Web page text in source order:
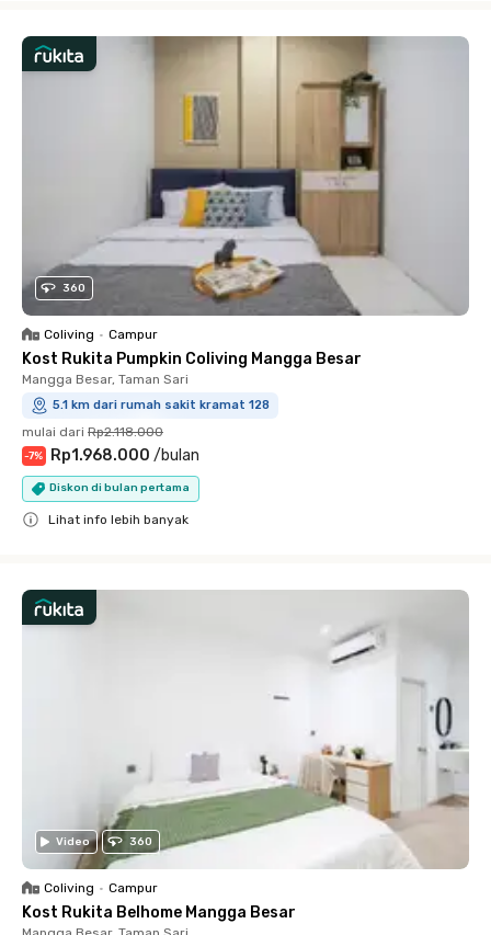
360
Coliving • Campur
Kost Rukita Pumpkin Coliving Mangga Besar
Mangga Besar, Taman Sari
5.1 km dari rumah sakit kramat 128
mulai dari Rp2.118.000
-7% Rp1.968.000 /bulan
Diskon di bulan pertama
Lihat info lebih banyak
Video 360
Coliving • Campur
Kost Rukita Belhome Mangga Besar